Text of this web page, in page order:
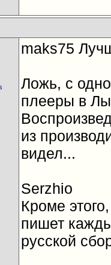
maks75
Ложь, с
плееры в
из
видел...
Serzhio
Кроме
пишет
русской